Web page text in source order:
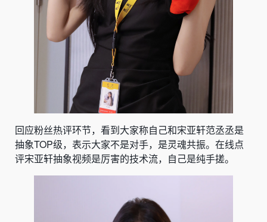
回应粉丝热评环节，看到大家称自己和宋亚轩范丞丞是
抽象TOP级，表示大家不是对手，是灵魂共振。在线点
评宋亚轩抽象视频是厉害的技术流，自己是纯手搓。